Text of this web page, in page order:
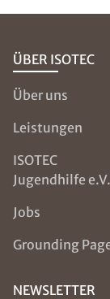
ÜBER ISOTEC
Über uns
Leistungen
ISOTEC
Jugendhilfe e.V.
Jobs
Grounding
NEWSLETTER